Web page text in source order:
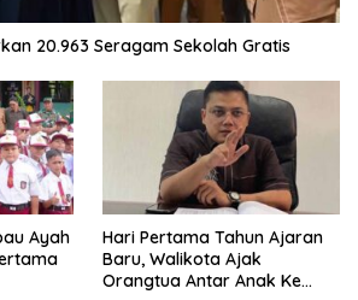
20.963 Seragam Sekolah Gratis
Ayah
Hari Pertama Tahun Ajaran
Baru, Walikota Ajak
Orangtua Antar Anak Ke